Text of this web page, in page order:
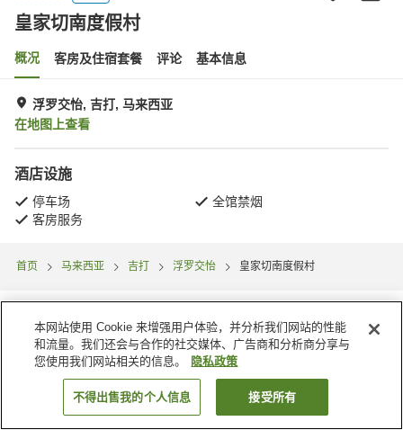
皇家切南度假村
概况 客房及住宿套餐 评论 基本信息
浮罗交怡, 吉打, 马来西亚
在地图上查看
酒店设施
停车场
全馆禁烟
客房服务
首页 马来西亚 吉打 浮罗交怡 皇家切南度假村
搜索客房
本网站使用 Cookie 来增强用户体验，并分析我们网站的性能
和流量。我们还会与合作的社交媒体、广告商和分析商分享与
您使用我们网站相关的信息。
隐私政策
不得出售我的个人信息 接受所有